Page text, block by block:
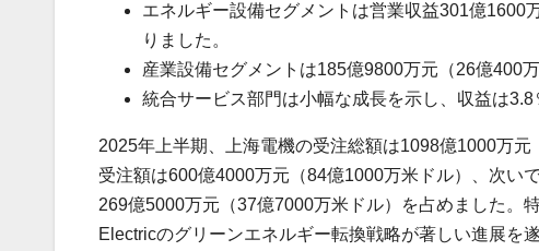
エネルギー設備セグメントは営業収益301億1600
りました。
産業設備セグメントは185億9800万元（26億400
統合サービス部門は小幅な成長を示し、収益は
2025年上半期、上海電機の受注総額は1098億1000万
受注額は600億4000万元（84億1000万米ドル）、次い
269億5000万元（37億7000万米ドル）を占めました。
Electricのグリーンエネルギー転換戦略が著しい進展を